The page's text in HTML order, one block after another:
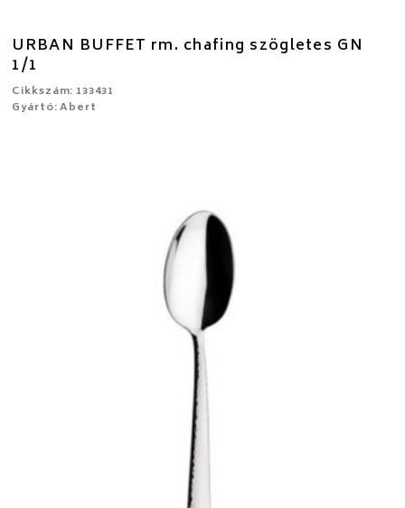
URBAN BUFFET rm. chafing szögletes GN
1/1
Cikkszám: 133431
Gyártó: Abert